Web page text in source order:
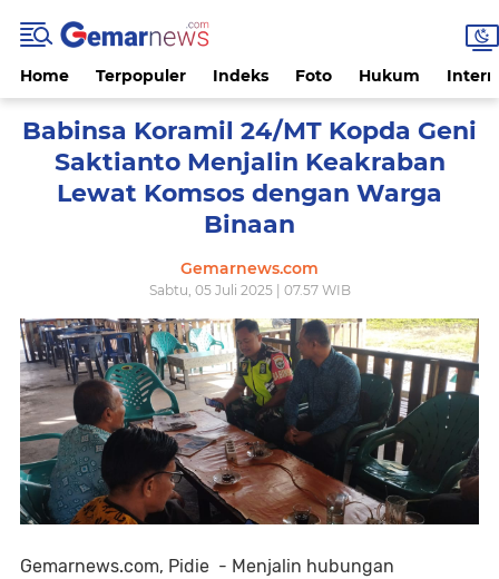
Home Terpopuler Indeks Foto Hukum
Babinsa Koramil 24/MT Kopda Geni
Saktianto Menjalin Keakraban
Lewat Komsos dengan Warga
Binaan
Gemarnews.com
Sabtu, 05 Juli 2025 | 07.57 WIB
Gemarnews.com, Pidie - Menjalin hubungan